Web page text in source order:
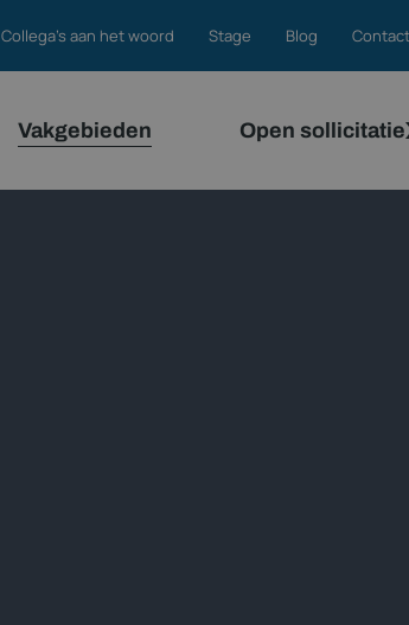
Collega's aan het woord Stage Blog Contact
Vakgebieden Open sollicitatie